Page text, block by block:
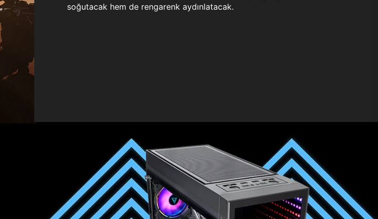
soğutacak hem de rengarenk aydınlatacak.